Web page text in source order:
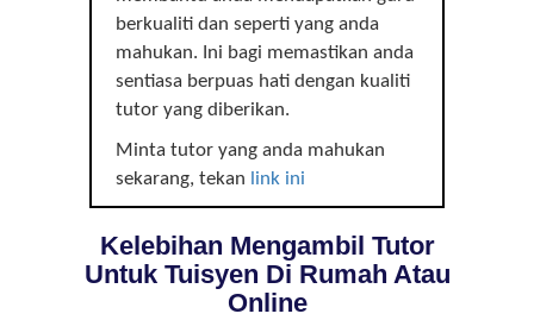
berkualiti dan seperti yang anda
mahukan. Ini bagi memastikan anda
sentiasa berpuas hati dengan kualiti
tutor yang diberikan.
Minta tutor yang anda mahukan
sekarang, tekan link ini
Kelebihan Mengambil Tutor
Untuk Tuisyen Di Rumah Atau
Online